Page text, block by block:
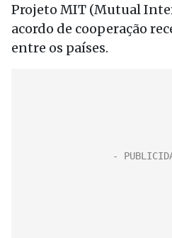
Projeto MIT (Mutual
acordo de cooperação
entre os países.